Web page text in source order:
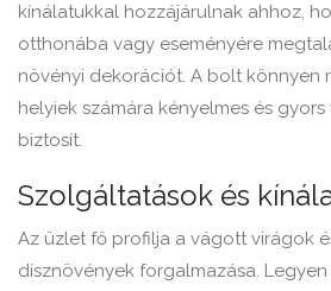
kínálatukkal hozzájárulnak ahhoz,
otthonába vagy eseményére
növényi dekorációt. A bolt könnyen
helyiek számára kényelmes és
biztosít.
Szolgáltatások és
Az üzlet fő profilja a vágott virágok
dísznövények forgalmazása.